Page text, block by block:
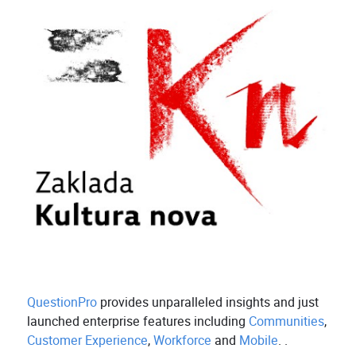
QuestionPro provides unparalleled insights and just
launched enterprise features including Communities,
Customer Experience,Workforce and Mobile. .